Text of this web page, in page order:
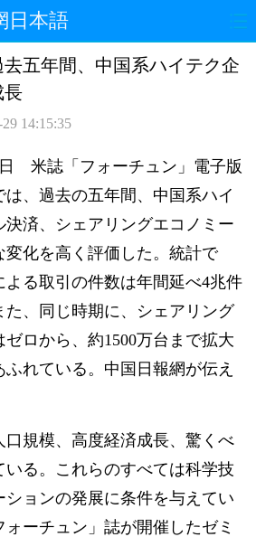
日本語
政治 経済
評論 写真
五年間、中国系ハイテク企
長
14:15:35
米誌「フォーチュン」電子版
、過去の五年間、中国系ハイ
決済、シェアリングエコノミー
変化を高く評価した。統計で
よる取引の件数は年間延べ4兆件
た、同じ時期に、シェアリング
ロから、約1500万台まで拡大
ふれている。中国日報網が伝え
規模、高度経済成長、驚くべ
いる。これらのすべては科学技
ョンの発展に条件を与えてい
ーチュン」誌が開催したゼミ